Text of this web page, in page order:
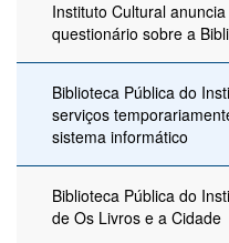
Instituto Cultural
questionário sobre a
Biblioteca Pública do
serviços
sistema informático
Biblioteca Pública do
de Os Livros e a Cidade